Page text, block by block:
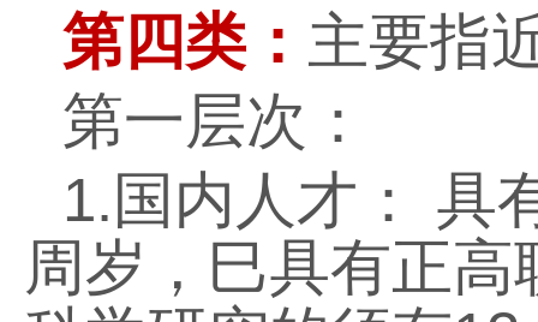
第四类： 主要指
第一层次：
1.国内人才： 具
周岁，巳具有正